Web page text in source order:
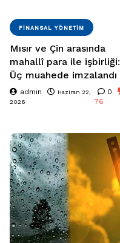
FINANSAL YÖNETIM
Mısır ve Çin arasında
mahallî para ile işbirliği:
Üç muahede imzalandı
admin
Haziran 22,
2026
0
76